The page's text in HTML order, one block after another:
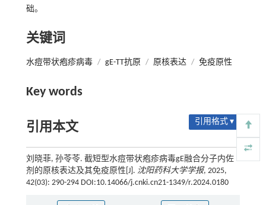
础。
关键词
水痘带状疱疹病毒 / gE-TT抗原 / 原核表达 / 免疫原性
Key words
引用本文 引用格式 ▾
刘晓菲, 孙苓苓. 截短型水痘带状疱疹病毒gE融合分子内佐
剂的原核表达及其免疫原性[J]. 沈阳药科大学学报, 2025,
42(03): 290-294 DOI:10.14066/j.cnki.cn21-1349/r.2024.0180